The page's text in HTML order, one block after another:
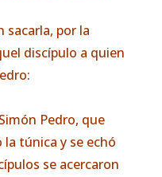
sacarla, por la
discípulo a quien
Pedro, que
túnica y se echó
se acercaron